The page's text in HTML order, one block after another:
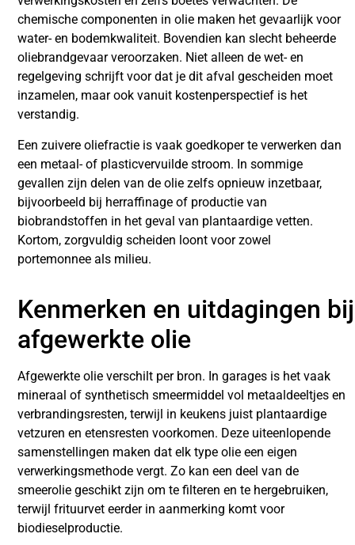
chemische componenten in olie maken het gevaarlijk voor
water- en bodemkwaliteit. Bovendien kan slecht beheerde
oliebrandgevaar veroorzaken. Niet alleen de wet- en
regelgeving schrijft voor dat je dit afval gescheiden moet
inzamelen, maar ook vanuit kostenperspectief is het
verstandig.
Een zuivere oliefractie is vaak goedkoper te verwerken dan
een metaal- of plasticvervuilde stroom. In sommige
gevallen zijn delen van de olie zelfs opnieuw inzetbaar,
bijvoorbeeld bij herraffinage of productie van
biobrandstoffen in het geval van plantaardige vetten.
Kortom, zorgvuldig scheiden loont voor zowel
portemonnee als milieu.
Kenmerken en uitdagingen bij
afgewerkte olie
Afgewerkte olie verschilt per bron. In garages is het vaak
mineraal of synthetisch smeermiddel vol metaaldeeltjes en
verbrandingsresten, terwijl in keukens juist plantaardige
vetzuren en etensresten voorkomen. Deze uiteenlopende
samenstellingen maken dat elk type olie een eigen
verwerkingsmethode vergt. Zo kan een deel van de
smeerolie geschikt zijn om te filteren en te hergebruiken,
terwijl frituurvet eerder in aanmerking komt voor
biodieselproductie.